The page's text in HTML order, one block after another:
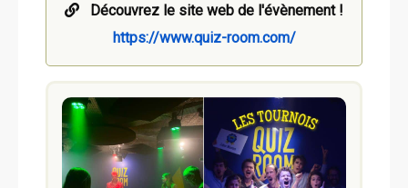
Découvrez le site web de l'évènement !
https://www.quiz-room.com/